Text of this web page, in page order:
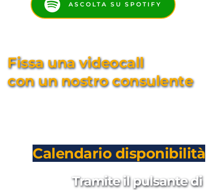
ASCOLTA SU SPOTIFY
Fissa una videocall
con un nostro consulente
Calendario disponibilità
Tramite il pulsante di